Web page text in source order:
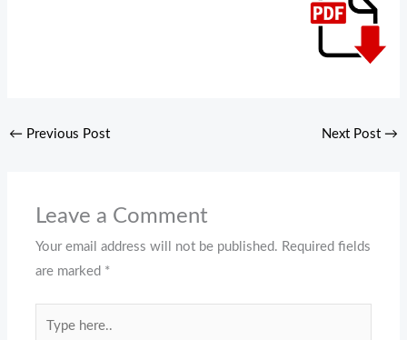
← Previous Post Next Post →
Leave a Comment
Your email address will not be published. Required fields
are marked *